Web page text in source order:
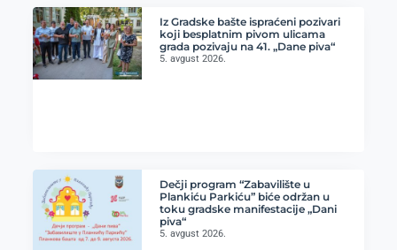
Iz Gradske bašte ispraćeni pozivari
koji besplatnim pivom ulicama
grada pozivaju na 41. „Dane piva“
5. avgust 2026.
Dečji program “Zabavilište u
Plankiću Parkiću” biće održan u
toku gradske manifestacije „Dani
piva“
5. avgust 2026.